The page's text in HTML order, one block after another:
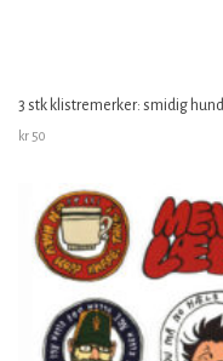
3 stk klistremerker: smidig hund
kr 50